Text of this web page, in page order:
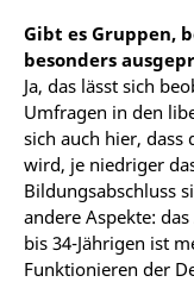
Gibt es Gruppen,
besonders
Ja, das lässt sich
Umfragen in den
sich auch hier,
wird, je niedriger
Bildungsabschluss
andere Aspekte:
bis 34-Jährigen ist
Funktionieren der